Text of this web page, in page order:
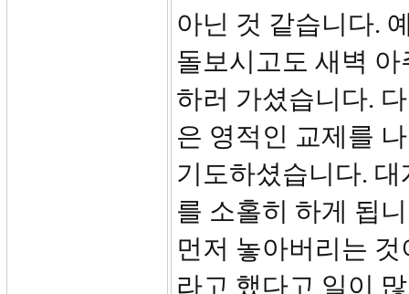
아닌 것 같습니다.
돌보시고도 새벽
하러 가셨습니다.
은 영적인 교제를
기도하셨습니다.
를 소홀히 하게 됩
먼저 놓아버리는
라고 했다고 일이